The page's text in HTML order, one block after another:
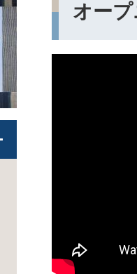
オー